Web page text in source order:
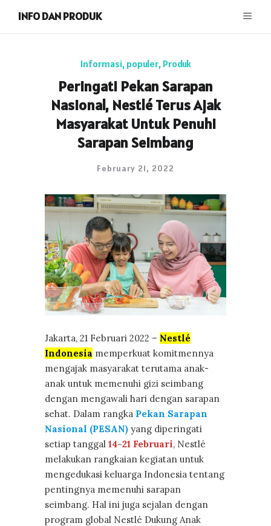
INFO DAN PRODUK
Informasi, populer, Produk
Peringati Pekan Sarapan
Nasional, Nestlé Terus Ajak
Masyarakat Untuk Penuhi
Sarapan Seimbang
February 21, 2022
Jakarta, 21 Februari 2022 – Nestlé
Indonesia memperkuat komitmennya
mengajak masyarakat terutama anak-
anak untuk memenuhi gizi seimbang
dengan mengawali hari dengan sarapan
sehat. Dalam rangka Pekan Sarapan
Nasional (PESAN) yang diperingati
setiap tanggal 14-21 Februari, Nestlé
melakukan rangkaian kegiatan untuk
mengedukasi keluarga Indonesia tentang
pentingnya memenuhi sarapan
seimbang. Hal ini juga sejalan dengan
program global Nestlé Dukung Anak